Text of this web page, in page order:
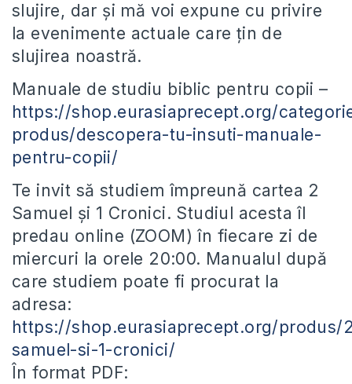
slujire, dar și mă voi expune cu privire
la evenimente actuale care țin de
slujirea noastră.
Manuale de studiu biblic pentru copii –
https://shop.eurasiaprecept.org/
produs/descopera-tu-insuti-manuale-
pentru-copii/
Te invit să studiem împreună cartea 2
Samuel și 1 Cronici. Studiul acesta îl
predau online (ZOOM) în fiecare zi de
miercuri la orele 20:00. Manualul după
care studiem poate fi procurat la
adresa:
https://shop.eurasiaprecept.org/produs/
samuel-si-1-cronici/
În format PDF: